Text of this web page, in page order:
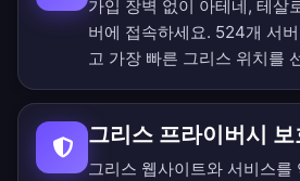
가입 장벽 없이 아테네, 테살
버에 접속하세요. 524개 서
고 가장 빠른 그리스 위치를
그리스 프라이버시 보
그리스 웹사이트와 서비스를